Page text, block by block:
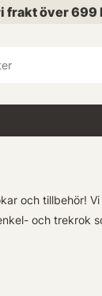
frakt över 699
och tillbehör!
och trekrok
kategori